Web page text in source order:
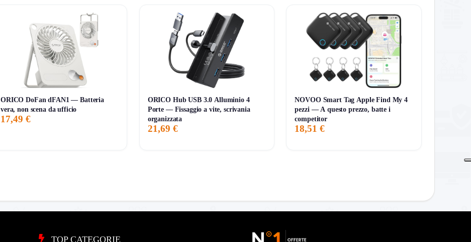
ORICO DoFan dFAN1 — Batteria
vera, non scena da ufficio
17,49 €
ORICO Hub USB 3.0 Alluminio 4
Porte — Fissaggio a vite, scrivania
organizzata
21,69 €
NOVOO Smart Tag Apple Find My 4
pezzi — A questo prezzo, batte i
competitor
18,51 €
TOP CATEGORIE